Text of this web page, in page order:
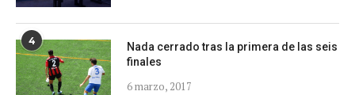
4
Nada cerrado tras la primera de las seis
finales
6 marzo, 2017